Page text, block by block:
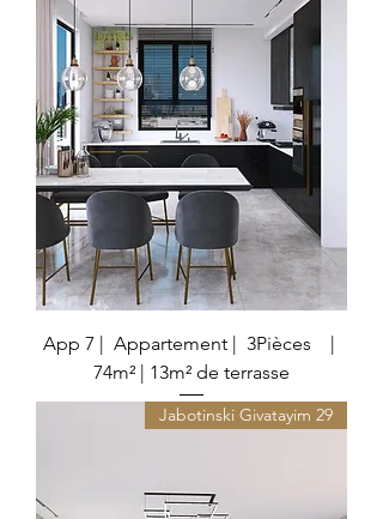
App 7 | Appartement | 3Pièces |
74m² | 13m² de terrasse
29 Jabotinski Givatayim